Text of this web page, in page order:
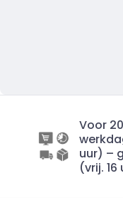
Voor
uur) –
(vrij. 16